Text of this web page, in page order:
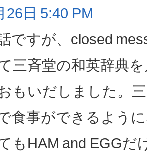
26日 5:40 PM
ですが、closed
三斉堂の和英辞典
もいだしました。
食事ができるよう
もHAM and EGG